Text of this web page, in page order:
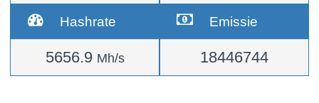
Hashrate
5656.9 Mh/s
Emissie
18446744